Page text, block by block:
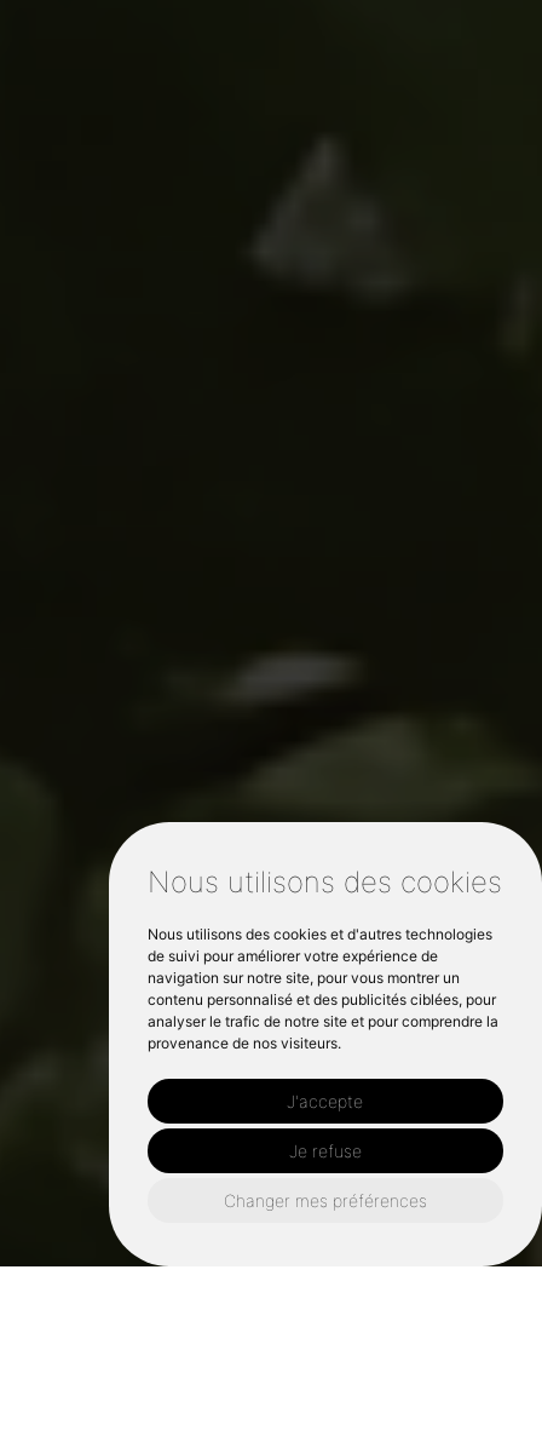
Nous utilisons des cookies
Nous utilisons des cookies et d'autres technologies
de suivi pour améliorer votre expérience de
navigation sur notre site, pour vous montrer un
contenu personnalisé et des publicités ciblées, pour
analyser le trafic de notre site et pour comprendre la
provenance de nos visiteurs.
J'accepte
Je refuse
Changer mes préférences